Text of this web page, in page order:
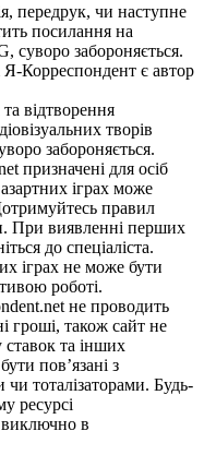
передрук, чи наступне
посилання на
суворо забороняється.
Я-Корреспондент є автор
відтворення
творів
забороняється.
призначені для осіб
іграх може
правил
При виявленні перших
до спеціаліста.
іграх не може бути
роботі.
не проводить
гроші, також сайт не
ставок та інших
пов’язані з
тоталізаторами. Будь-
ресурсі
виключно в